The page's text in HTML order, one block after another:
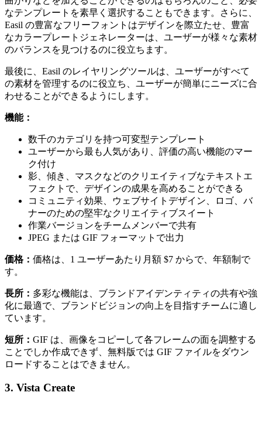
なテンプレートを素早く選択することもできます。さらに、
Easil の豊富なフリーフォントはデザインを際立たせ、豊富
なカラープレートジェネレーターは、ユーザーが様々な素材
のバランスを見つけるのに役立ちます。
最後に、Easil のレイヤリングツールは、ユーザーがすべて
の素材を管理するのに役立ち、ユーザーが簡単にニーズに合
わせることができるようにします。
機能：
数千のカテゴリを持つ可変型テンプレート
ユーザーから最も人気があり、評価の高い機能のマー
ク付け
影、傾き、マスクなどのクリエイティブなテキストエ
フェクトで、デザインの成果を高めることができる
コミュニティ効果、ウェブサイトデザイン、ロゴ、バ
ナーのための堅牢なクリエイティブスイート
作業バージョンをチームメンバーで共有
JPEG または GIF フォーマットで出力
価格： 価格は、1 ユーザーあたり月額 $7 からで、年額制で
す。
長所： 多彩な機能は、ブランドアイデンティティの共有や強
化に最適で、ブランドビジョンの向上を目指すチームに適し
ています。
短所： GIF は、画像をコピーして各フレームの面を調整する
ことでしか作成できず、無料版では GIF ファイルをダウン
ロードすることはできません。
3. Vista Create